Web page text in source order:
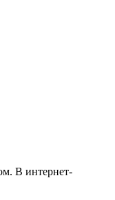
В интернет-